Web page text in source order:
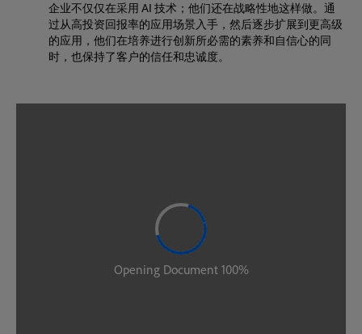
企业不仅仅在采用 AI 技术；他们还在战略性地这样做。通
过从高投资回报率的应用场景入手，然后逐步扩展到更高级
的应用，他们在培养进行创新所必需的素养和自信心的同
时，也保持了客户的信任和忠诚度。